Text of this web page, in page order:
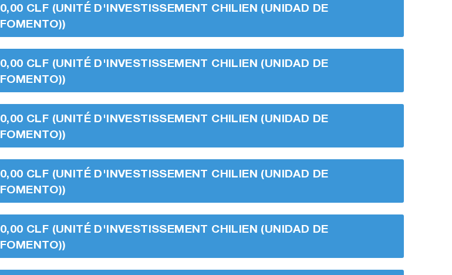
0,00 CLF (UNITÉ D'INVESTISSEMENT CHILIEN (UNIDAD DE
FOMENTO))
0,00 CLF (UNITÉ D'INVESTISSEMENT CHILIEN (UNIDAD DE
FOMENTO))
0,00 CLF (UNITÉ D'INVESTISSEMENT CHILIEN (UNIDAD DE
FOMENTO))
0,00 CLF (UNITÉ D'INVESTISSEMENT CHILIEN (UNIDAD DE
FOMENTO))
0,00 CLF (UNITÉ D'INVESTISSEMENT CHILIEN (UNIDAD DE
FOMENTO))